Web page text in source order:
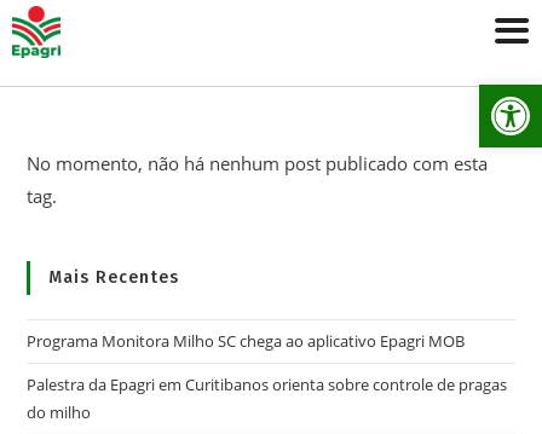
No momento, não há nenhum post publicado com esta
tag.
Mais Recentes
Programa Monitora Milho SC chega ao aplicativo Epagri MOB
Palestra da Epagri em Curitibanos orienta sobre controle de pragas
do milho